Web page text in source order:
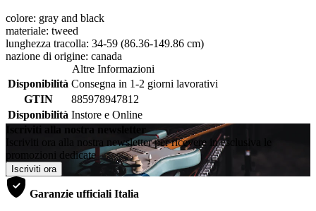
colore: gray and black
materiale: tweed
lunghezza tracolla: 34-59 (86.36-149.86 cm)
nazione di origine: canada
Altre Informazioni
Disponibilità Consegna in 1-2 giorni lavorativi
GTIN
885978947812
Disponibilità Instore e Online
Iscriviti alla nostra newsletter
Iscriviti ora alla nostra newsletter per ricevere in esclusiva le
promozioni dedicate
Iscriviti ora
Garanzie ufficiali Italia